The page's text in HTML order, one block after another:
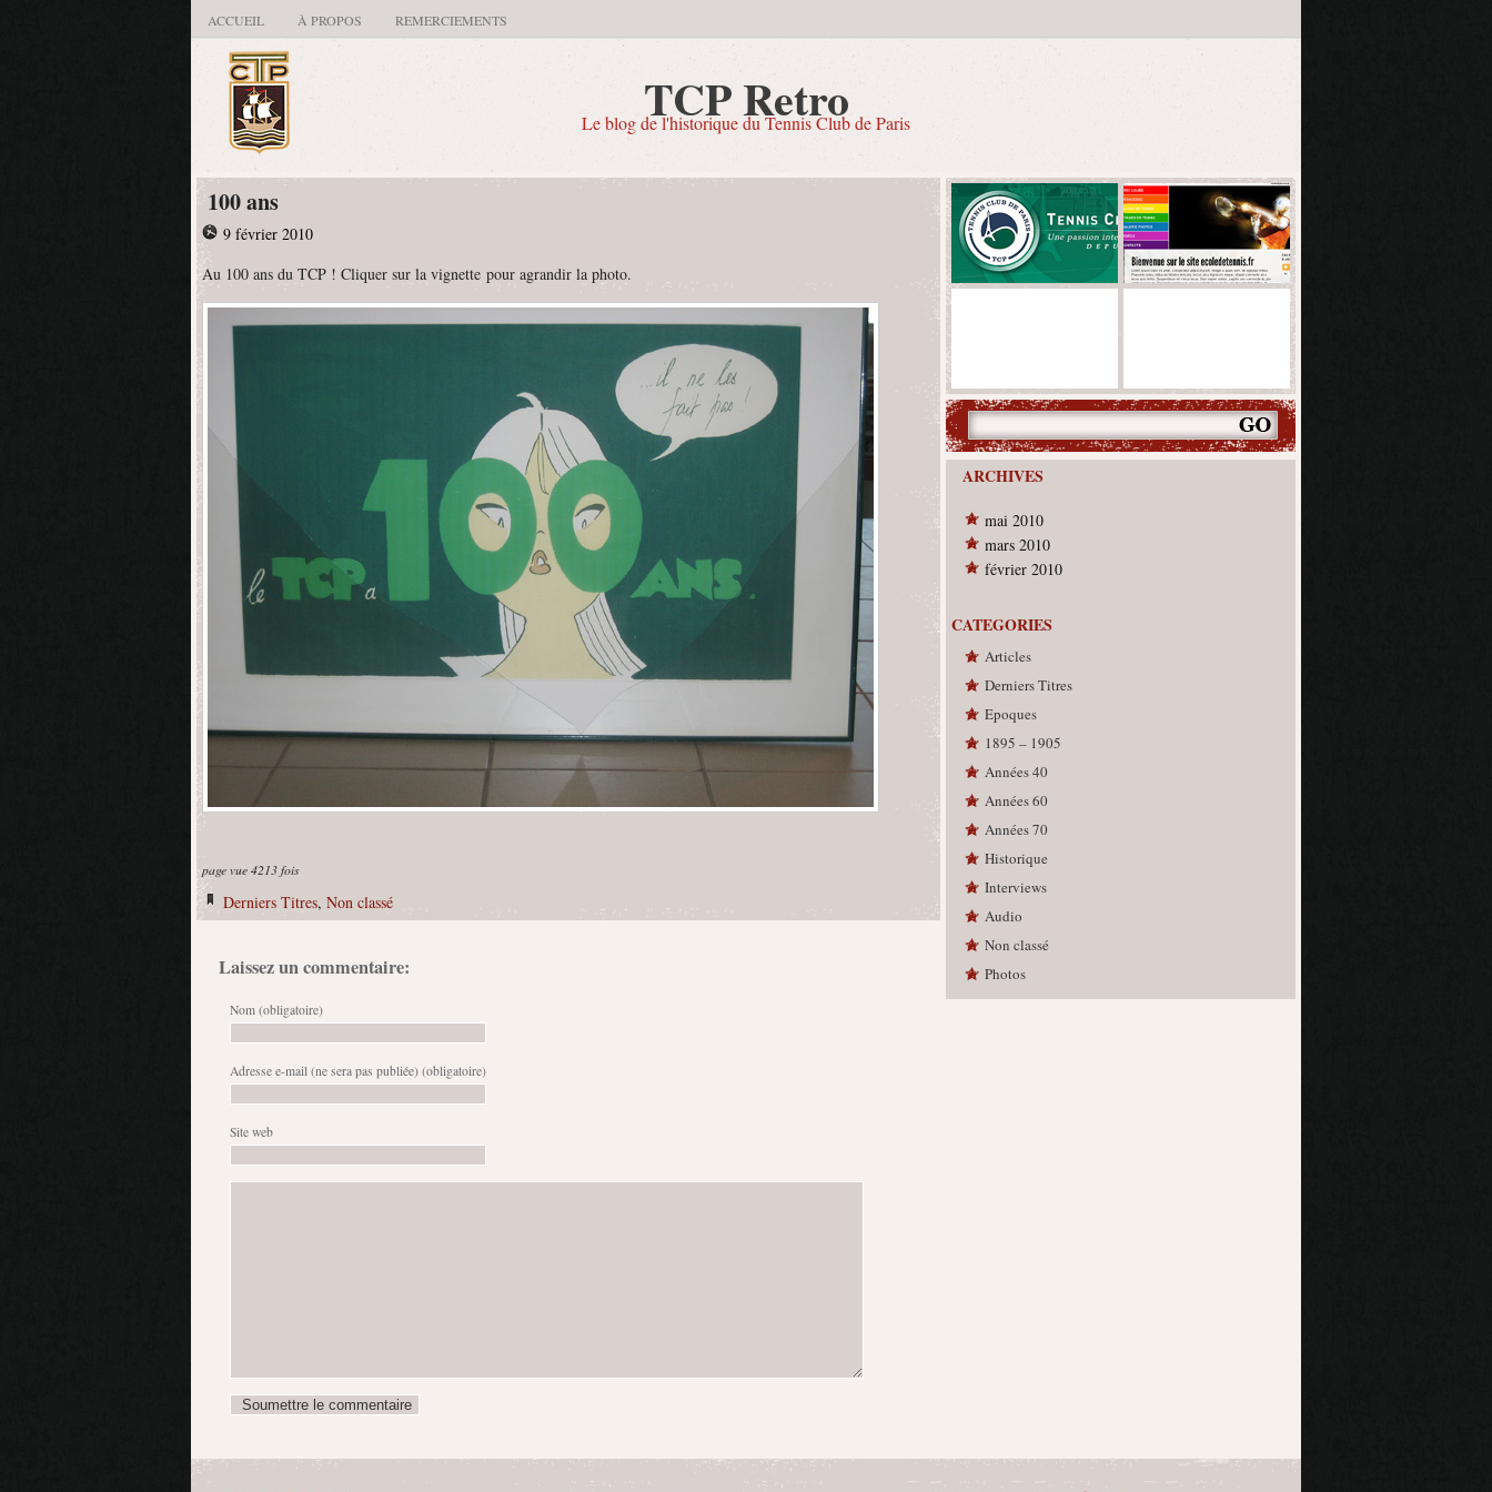
ACCUEIL À PROPOS REMERCIEMENTS
TCP Retro
Le blog de l'historique du Tennis Club de Paris
100 ans
9 février 2010
Au 100 ans du TCP ! Cliquer sur la vignette pour agrandir la photo.
page vue 4213 fois
Derniers Titres, Non classé
Laissez un commentaire:
Nom (obligatoire)
Adresse e-mail (ne sera pas publiée) (obligatoire)
Site web
ARCHIVES
mai 2010
mars 2010
février 2010
CATEGORIES
Articles
Derniers Titres
Epoques
1895 – 1905
Années 40
Années 60
Années 70
Historique
Interviews
Audio
Non classé
Photos